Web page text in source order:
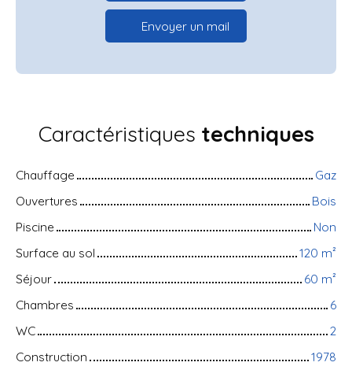
Envoyer un mail
Caractéristiques techniques
Chauffage
Gaz
Ouvertures
Bois
Piscine
Non
Surface au sol
120 m²
Séjour
60 m²
Chambres
6
WC
2
Construction
1978